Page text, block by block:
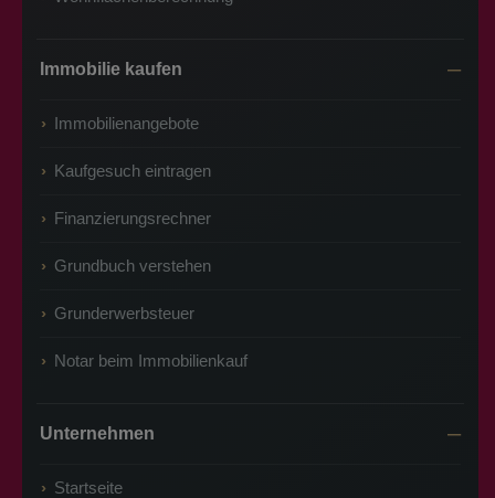
Immobilie kaufen
Immobilienangebote
Kaufgesuch eintragen
Finanzierungsrechner
Grundbuch verstehen
Grunderwerbsteuer
Notar beim Immobilienkauf
Unternehmen
Startseite